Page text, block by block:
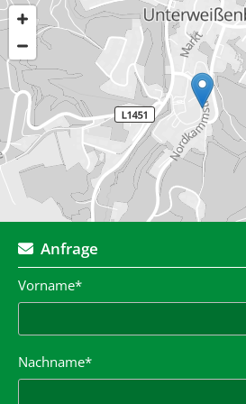
 Anfrage
Vorname*
Nachname*